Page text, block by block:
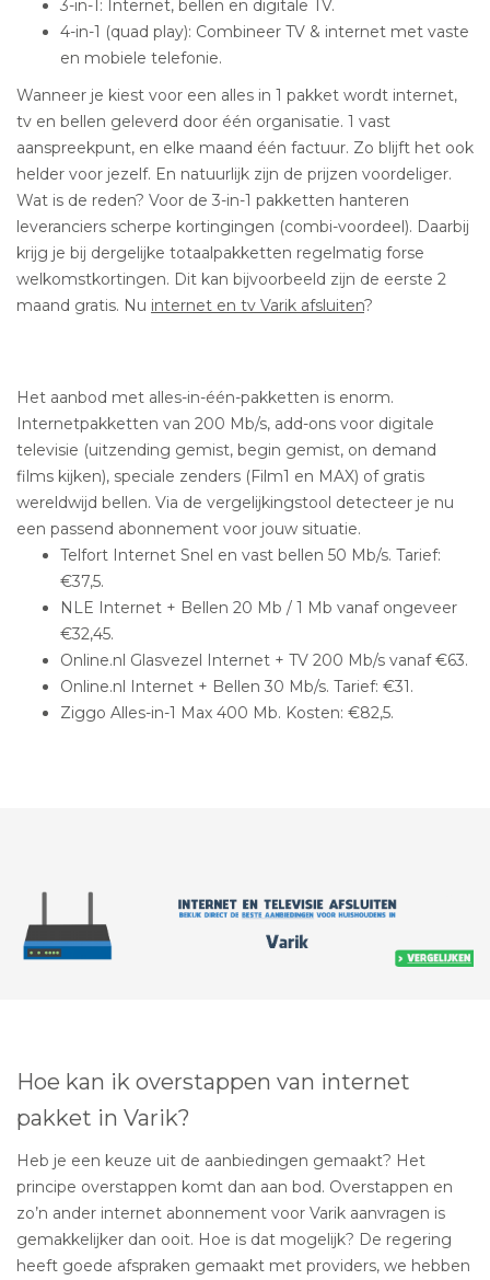
3-in-1: Internet, bellen en digitale TV.
4-in-1 (quad play): Combineer TV & internet met vaste
en mobiele telefonie.
Wanneer je kiest voor een alles in 1 pakket wordt internet,
tv en bellen geleverd door één organisatie. 1 vast
aanspreekpunt, en elke maand één factuur. Zo blijft het ook
helder voor jezelf. En natuurlijk zijn de prijzen voordeliger.
Wat is de reden? Voor de 3-in-1 pakketten hanteren
leveranciers scherpe kortingingen (combi-voordeel). Daarbij
krijg je bij dergelijke totaalpakketten regelmatig forse
welkomstkortingen. Dit kan bijvoorbeeld zijn de eerste 2
maand gratis. Nu internet en tv Varik afsluiten?
Het aanbod met alles-in-één-pakketten is enorm.
Internetpakketten van 200 Mb/s, add-ons voor digitale
televisie (uitzending gemist, begin gemist, on demand
films kijken), speciale zenders (Film1 en MAX) of gratis
wereldwijd bellen. Via de vergelijkingstool detecteer je nu
een passend abonnement voor jouw situatie.
Telfort Internet Snel en vast bellen 50 Mb/s. Tarief:
€37,5.
NLE Internet + Bellen 20 Mb / 1 Mb vanaf ongeveer
€32,45.
Online.nl Glasvezel Internet + TV 200 Mb/s vanaf €63.
Online.nl Internet + Bellen 30 Mb/s. Tarief: €31.
Ziggo Alles-in-1 Max 400 Mb. Kosten: €82,5.
Hoe kan ik overstappen van internet
pakket in Varik?
Heb je een keuze uit de aanbiedingen gemaakt? Het
principe overstappen komt dan aan bod. Overstappen en
zo’n ander internet abonnement voor Varik aanvragen is
gemakkelijker dan ooit. Hoe is dat mogelijk? De regering
heeft goede afspraken gemaakt met providers, we hebben